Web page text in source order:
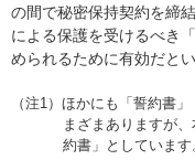
の間で秘密保持契約を締
による保護を受けるべき
められるために有効だとい
（注1）ほかにも「誓約書
まざまありますが
約書」としています